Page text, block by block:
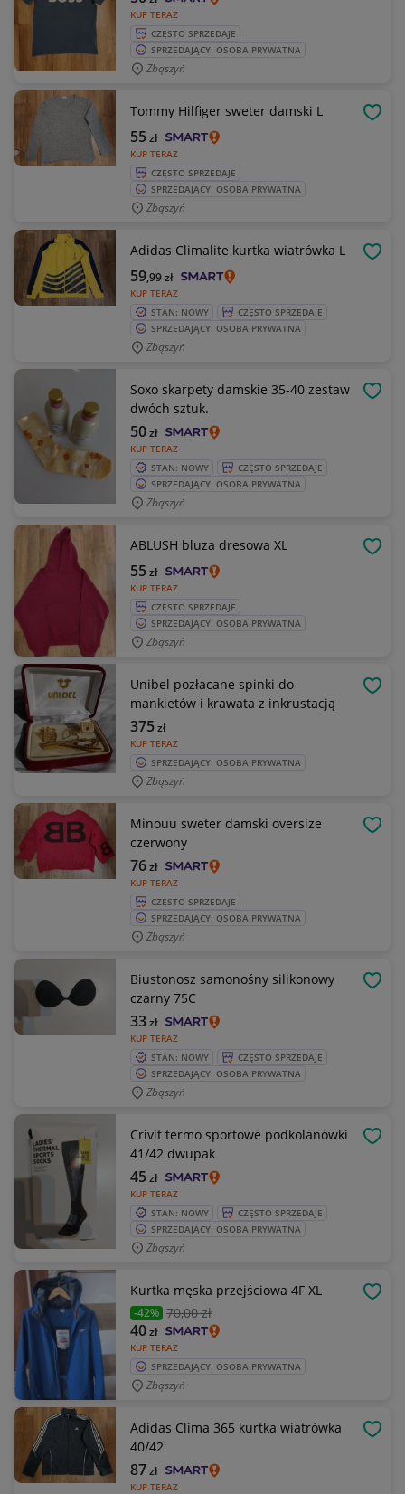
KUP TERAZ
CZĘSTO SPRZEDAJE
SPRZEDAJĄCY: OSOBA PRYWATNA
Zbąszyń
Tommy Hilfiger sweter damski L
KUP TERAZ
55zł
CZĘSTO SPRZEDAJE
SPRZEDAJĄCY: OSOBA PRYWATNA
Zbąszyń
Adidas Climalite kurtka wiatrówka L
KUP TERAZ
59,99zł
STAN: NOWY
CZĘSTO SPRZEDAJE
SPRZEDAJĄCY: OSOBA PRYWATNA
Zbąszyń
Soxo skarpety damskie 35-40 zestaw
dwóch sztuk.
KUP TERAZ
50zł
STAN: NOWY
CZĘSTO SPRZEDAJE
SPRZEDAJĄCY: OSOBA PRYWATNA
Zbąszyń
ABLUSH bluza dresowa XL
KUP TERAZ
55zł
CZĘSTO SPRZEDAJE
SPRZEDAJĄCY: OSOBA PRYWATNA
Zbąszyń
Unibel pozłacane spinki do
mankietów i krawata z inkrustacją
KUP TERAZ
375zł
SPRZEDAJĄCY: OSOBA PRYWATNA
Zbąszyń
Minouu sweter damski oversize
czerwony
KUP TERAZ
76zł
CZĘSTO SPRZEDAJE
SPRZEDAJĄCY: OSOBA PRYWATNA
Zbąszyń
Biustonosz samonośny silikonowy
czarny 75C
KUP TERAZ
33zł
STAN: NOWY
CZĘSTO SPRZEDAJE
SPRZEDAJĄCY: OSOBA PRYWATNA
Zbąszyń
Crivit termo sportowe podkolanówki
41/42 dwupak
KUP TERAZ
45zł
STAN: NOWY
CZĘSTO SPRZEDAJE
SPRZEDAJĄCY: OSOBA PRYWATNA
Zbąszyń
Kurtka męska przejściowa 4F XL
-42% 70,00 zł
KUP TERAZ
40zł
SPRZEDAJĄCY: OSOBA PRYWATNA
Zbąszyń
Adidas Clima 365 kurtka wiatrówka
40/42
KUP TERAZ
87zł